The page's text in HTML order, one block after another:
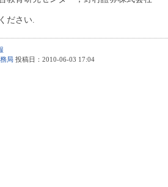
ださい.
局 投稿日：2010-06-03 17:04